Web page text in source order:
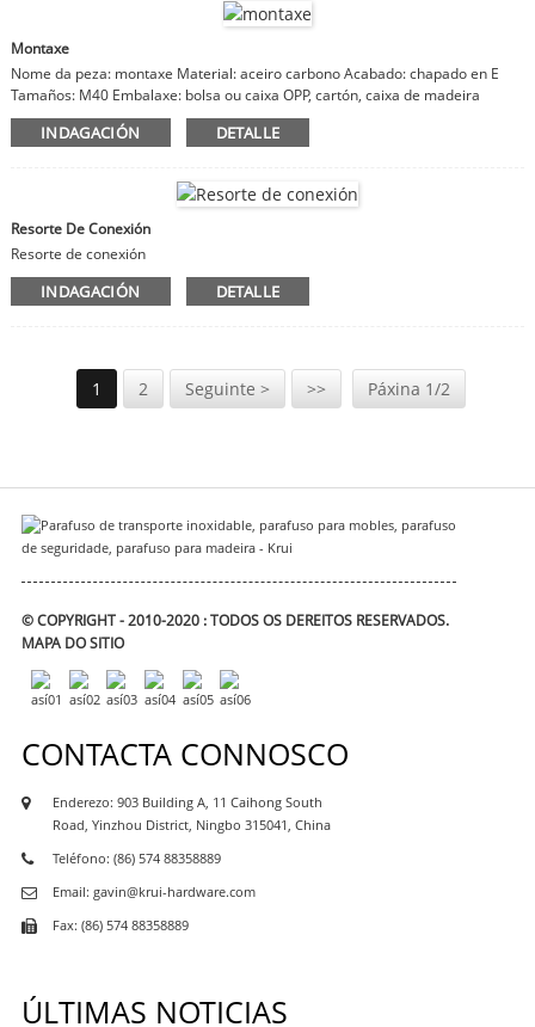
Montaxe
Nome da peza: montaxe Material: aceiro carbono Acabado: chapado en E
Tamaños: M40 Embalaxe: bolsa ou caixa OPP, cartón, caixa de madeira
Observacións: material, acabado, tamaños personalizables
INDAGACIÓN DETALLE
Resorte De Conexión
Resorte de conexión
INDAGACIÓN DETALLE
1 2 Seguinte > >> Páxina 1/2
© COPYRIGHT - 2010-2020 : TODOS OS DEREITOS RESERVADOS.
MAPA DO SITIO
CONTACTA CONNOSCO
Enderezo: 903 Building A, 11 Caihong South
Road, Yinzhou District, Ningbo 315041, China
Teléfono: (86) 574 88358889
Email: gavin@krui-hardware.com
Fax: (86) 574 88358889
ÚLTIMAS NOTICIAS